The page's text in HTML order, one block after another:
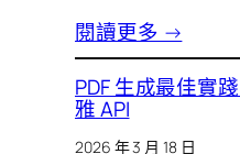
閱讀更多 →
PDF 生成最佳實
雅 API
2026 年 3 月 18 日